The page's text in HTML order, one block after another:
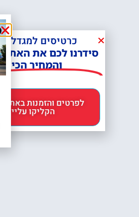
כרטיסים למגדל
סידרנו לכם את האתר
והמחיר הכי
הקליקו עליי 😊